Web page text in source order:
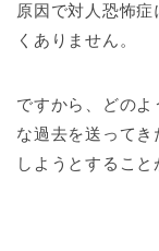
原因で対人恐怖
くありません。
ですから、どのよ
な過去を送って
しようとすること